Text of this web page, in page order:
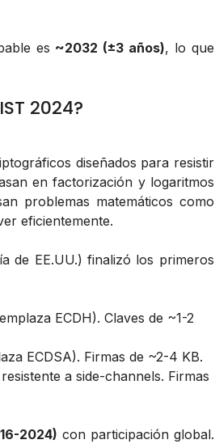
es ~2032 (±3 años), lo que
2024?
diseñados para resistir
en factorización y logaritmos
problemas matemáticos como
eficientemente.
de EE.UU.) finalizó los primeros
ECDH). Claves de ~1-2
ECDSA). Firmas de ~2-4 KB.
a side-channels. Firmas
2024) con participación global.